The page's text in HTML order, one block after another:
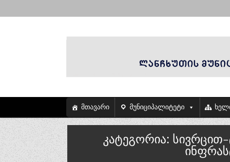
მთავარი მუნიციპალიტეტი
კატეგორია: